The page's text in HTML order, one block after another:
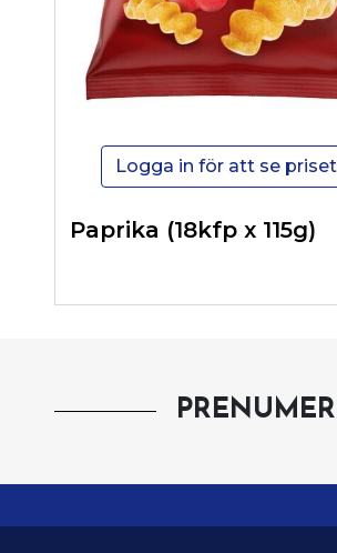
Logga in för att se priset
Paprika (18kfp x 115g)